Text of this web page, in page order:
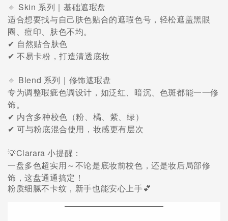
🔸 Skin 系列｜基础遮瑕盘
适合想要找与自己肤色贴合的遮瑕色号，轻松遮盖黑眼
圈、痘印、肤色不均。
✔ 自然贴合肤色
✔ 不易卡粉，打造清透底妆
🔹 Blend 系列｜修饰遮瑕盘
专为调整瑕疵色调设计，如泛红、暗沉、色斑都能一一修
饰。
✔ 内含多种校色（粉、橘、紫、绿）
✔ 可与粉底混合使用，妆感更有层次
💡Clarara 小提醒：
一盘多色超实用～不论是底妆前校色，还是妆后局部修
饰，这盘通通搞定！
粉质细腻不卡纹，新手也能安心上手💕